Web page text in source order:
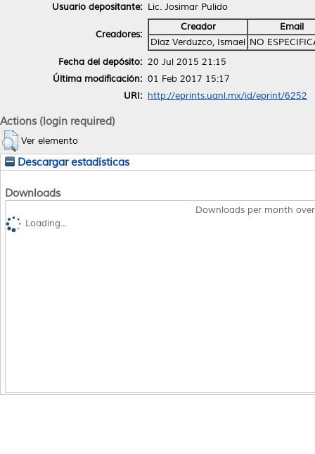
Usuario depositante: Lic. Josimar Pulido
Creadores:
Creador
Email
Díaz Verduzco, Ismael NO
Fecha del depósito: 20 Jul 2015 21:15
Última modificación: 01 Feb 2017 15:17
URI: http://eprints.uanl.mx/id/eprint/6252
Actions (login required)
Ver elemento
Descargar estadísticas
Downloads
Downloads per month
Loading...